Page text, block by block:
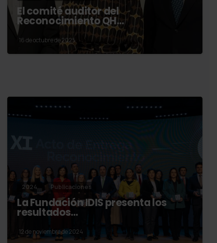
El comité auditor del
Reconocimiento QH…
16 de octubre de 2025
2024 Publicaciones
La Fundación IDIS presenta los
resultados…
12 de noviembre de 2024